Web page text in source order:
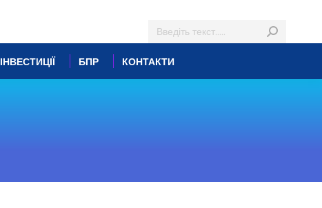
ІНВЕСТИЦІЇ БПР КОНТАКТИ